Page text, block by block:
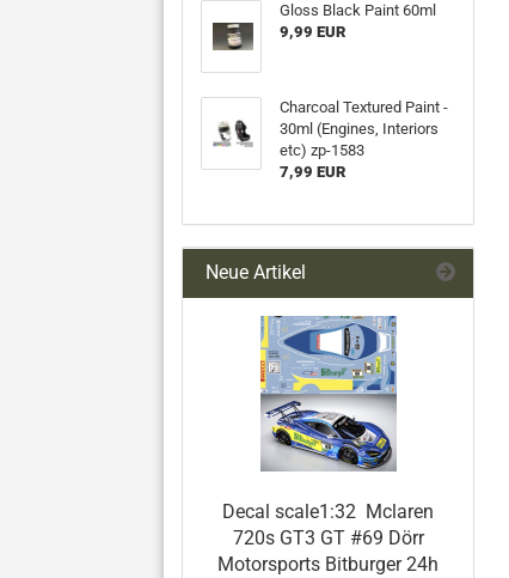
Gloss Black Paint 60ml
9,99 EUR
Charcoal Textured Paint -
30ml (Engines, Interiors
etc) zp-1583
7,99 EUR
Neue Artikel
Decal scale1:32 Mclaren
720s GT3 GT #69 Dörr
Motorsports Bitburger 24h